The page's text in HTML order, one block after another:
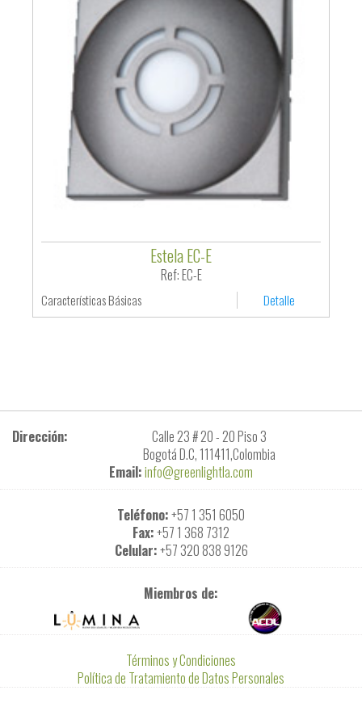
Estela EC-E
Ref: EC-E
Características Básicas Detalle
Dirección:
Calle 23 # 20 - 20 Piso 3
Bogotá D.C, 111411,Colombia
Email:info@greenlightla.com
Teléfono:+57 1 351 6050
Fax:+57 1 368 7312
Celular:+57 320 838 9126
Miembros de:
Términos y Condiciones
Política de Tratamiento de Datos Personales